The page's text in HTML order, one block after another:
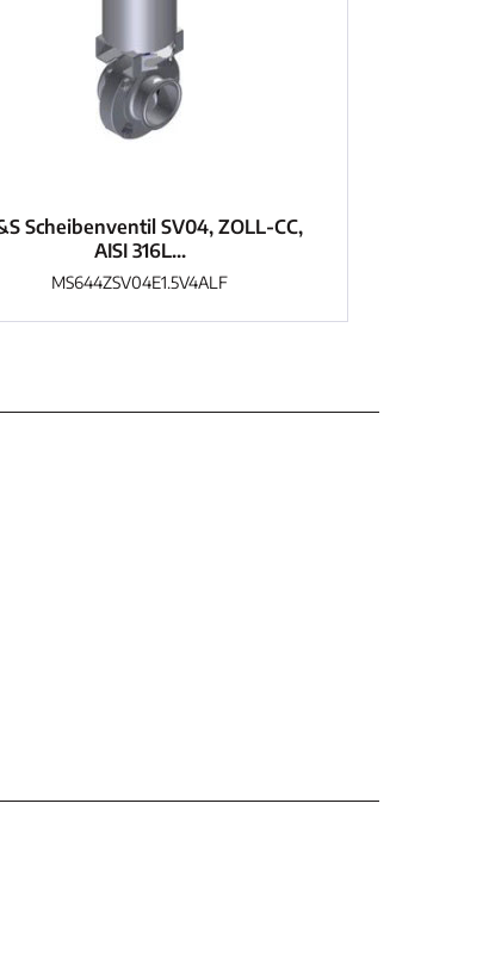
Scheibenventil SV04, ZOLL-CC,
AISI 316L...
MS644ZSV04E1.5V4ALF